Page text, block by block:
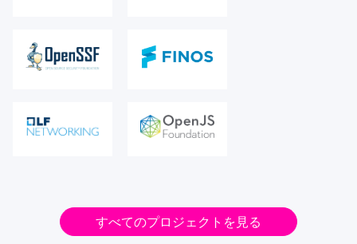
すべてのプロジェクトを見る